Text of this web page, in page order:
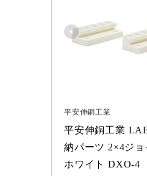
平安伸銅工業
平安伸銅工業
納パーツ 2×4ジ
ホワイト DXO-4